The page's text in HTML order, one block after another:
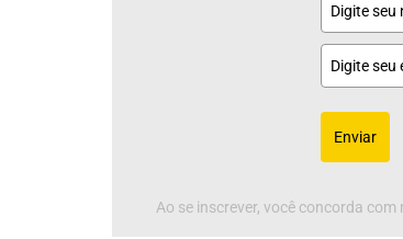
Enviar
Ao se inscrever, você concorda